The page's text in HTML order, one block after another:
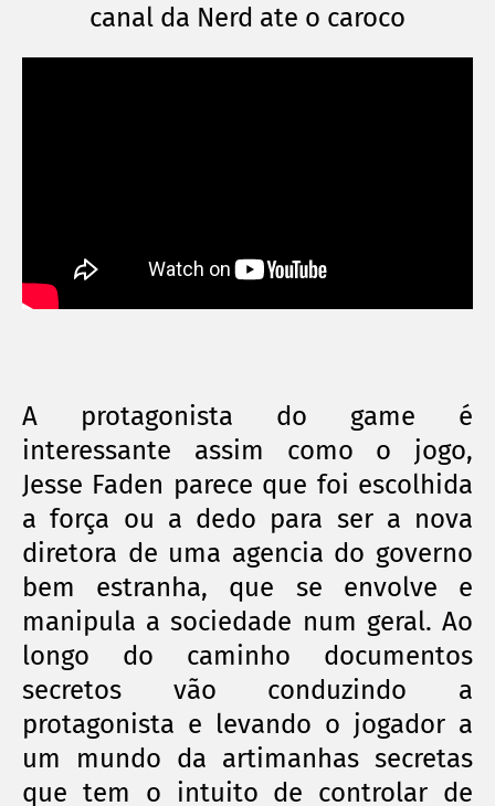
canal da Nerd ate o caroco
A protagonista do game é
interessante assim como o jogo,
Jesse Faden parece que foi escolhida
a força ou a dedo para ser a nova
diretora de uma agencia do governo
bem estranha, que se envolve e
manipula a sociedade num geral. Ao
longo do caminho documentos
secretos vão conduzindo a
protagonista e levando o jogador a
um mundo da artimanhas secretas
que tem o intuito de controlar de